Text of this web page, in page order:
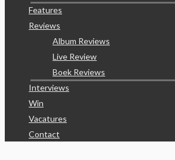
Features
Reviews
Album Reviews
Live Review
Boek Reviews
Interviews
Win
Vacatures
Contact